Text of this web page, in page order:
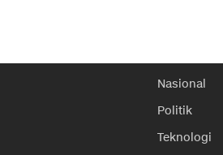
Nasional
Politik
Teknologi